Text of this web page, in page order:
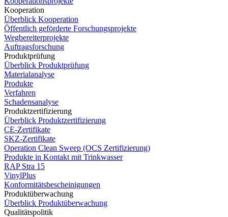
Kooperation
Überblick Kooperation
Öffentlich geförderte Forschungsprojekte
Wegbereiterprojekte
Auftragsforschung
Produktprüfung
Überblick Produktprüfung
Materialanalyse
Produkte
Verfahren
Schadensanalyse
Produktzertifizierung
Überblick Produktzertifizierung
CE-Zertifikate
SKZ-Zertifikate
Operation Clean Sweep (OCS Zertifizierung)
Produkte in Kontakt mit Trinkwasser
RAP Stra 15
VinylPlus
Konformitätsbescheinigungen
Produktüberwachung
Überblick Produktüberwachung
Qualitätspolitik